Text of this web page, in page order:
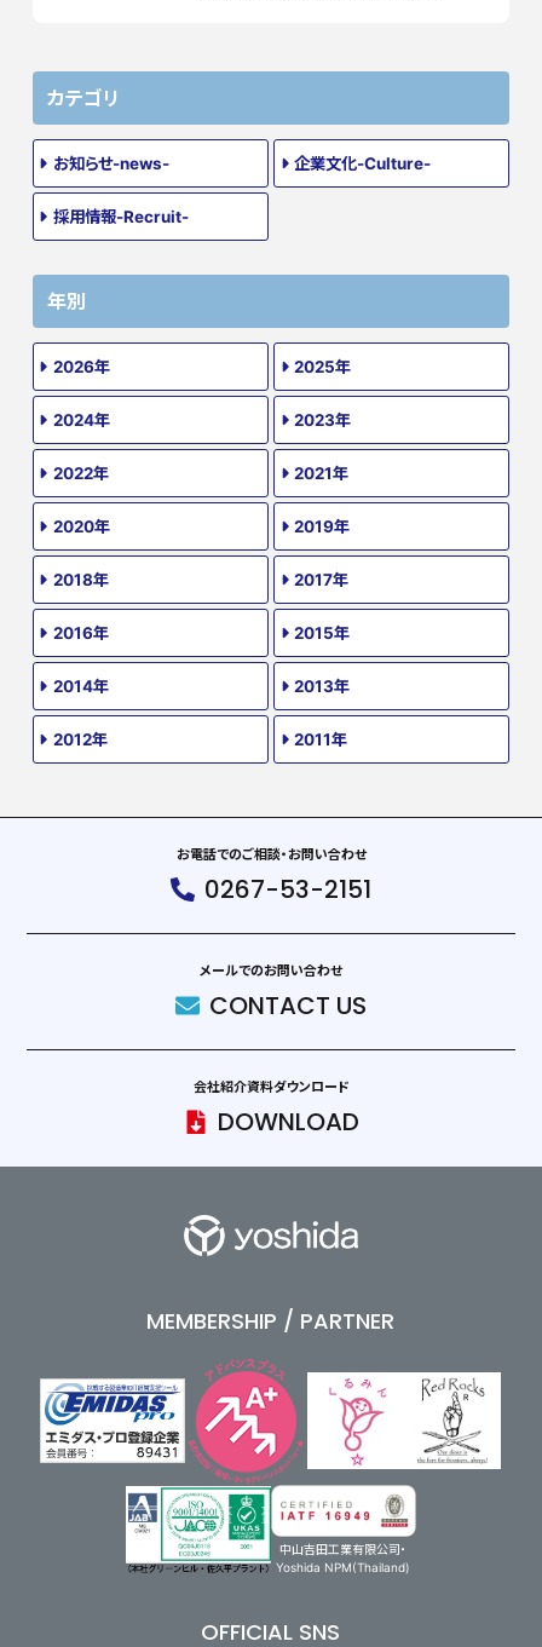
カテゴリ
お知らせ-news- 企業文化-Culture-
採用情報-Recruit-
年別
2026年 2025年
2024年 2023年
2022年 2021年
2020年 2019年
2018年 2017年
2016年 2015年
2014年 2013年
2012年 2011年
お電話でのご相談・お問い合わせ
0267-53-2151
メールでのお問い合わせ
CONTACT US
会社紹介資料ダウンロード
DOWNLOAD
MEMBERSHIP / PARTNER
中山吉田工業有限公司・
Yoshida NPM(Thailand)
OFFICIAL SNS